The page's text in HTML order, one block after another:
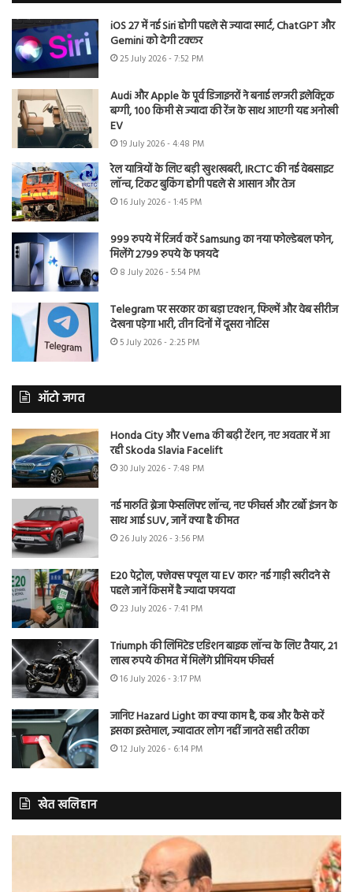
iOS 27 में नई Siri होगी पहले से ज्यादा स्मार्ट, ChatGPT और
Gemini को देगी टक्कर
25 July 2026 - 7:52 PM
Audi और Apple के पूर्व डिजाइनरों ने बनाई लग्जरी इलेक्ट्रिक
बग्गी, 100 किमी से ज्यादा की रेंज के साथ आएगी यह अनोखी
EV
19 July 2026 - 4:48 PM
रेल यात्रियों के लिए बड़ी खुशखबरी, IRCTC की नई वेबसाइट
लॉन्च, टिकट बुकिंग होगी पहले से आसान और तेज
16 July 2026 - 1:45 PM
999 रुपये में रिजर्व करें Samsung का नया फोल्डेबल फोन,
मिलेंगे 2799 रुपये के फायदे
8 July 2026 - 5:54 PM
Telegram पर सरकार का बड़ा एक्शन, फिल्में और वेब सीरीज
देखना पड़ेगा भारी, तीन दिनों में दूसरा नोटिस
5 July 2026 - 2:25 PM
ऑटो जगत
Honda City और Verna की बढ़ी टेंशन, नए अवतार में आ
रही Skoda Slavia Facelift
30 July 2026 - 7:48 PM
नई मारुति ब्रेजा फेसलिफ्ट लॉन्च, नए फीचर्स और टर्बो इंजन के
साथ आई SUV, जानें क्या है कीमत
26 July 2026 - 3:56 PM
E20 पेट्रोल, फ्लेक्स फ्यूल या EV कार? नई गाड़ी खरीदने से
पहले जानें किसमें है ज्यादा फायदा
23 July 2026 - 7:41 PM
Triumph की लिमिटेड एडिशन बाइक लॉन्च के लिए तैयार, 21
लाख रुपये कीमत में मिलेंगे प्रीमियम फीचर्स
16 July 2026 - 3:17 PM
जानिए Hazard Light का क्या काम है, कब और कैसे करें
इसका इस्तेमाल, ज्यादातर लोग नहीं जानते सही तरीका
12 July 2026 - 6:14 PM
खेत खलिहान